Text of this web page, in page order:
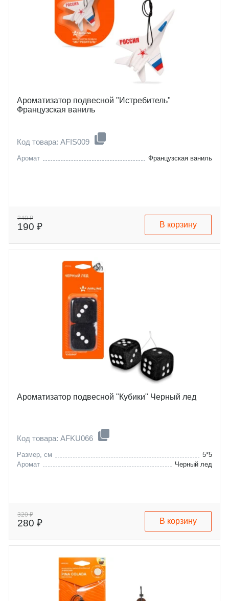
Ароматизатор подвесной "Истребитель"
Французская ваниль
Код товара: AFIS009
Аромат Французская ваниль
240 ₽
190 ₽ В корзину
Ароматизатор подвесной "Кубики" Черный лед
Код товара: AFKU066
Размер, см
5*5
Аромат
Черный лед
320 ₽
280 ₽ В корзину